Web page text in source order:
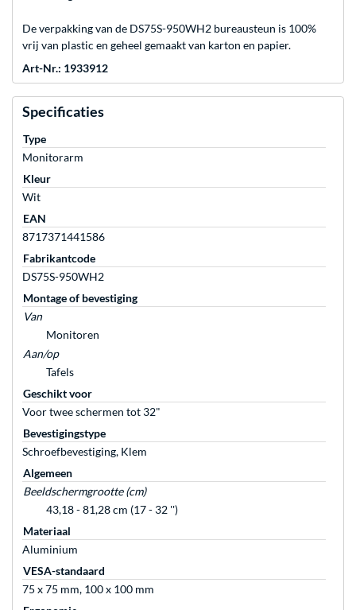
De verpakking van de DS75S-950WH2 bureausteun is 100%
vrij van plastic en geheel gemaakt van karton en papier.
Art-Nr.: 1933912
Specificaties
Type
Monitorarm
Kleur
Wit
EAN
8717371441586
Fabrikantcode
DS75S-950WH2
Montage of bevestiging
Van
Monitoren
Aan/op
Tafels
Geschikt voor
Voor twee schermen tot 32"
Bevestigingstype
Schroefbevestiging, Klem
Algemeen
Beeldschermgrootte (cm)
43,18 - 81,28 cm (17 - 32 '')
Materiaal
Aluminium
VESA-standaard
75 x 75 mm, 100 x 100 mm